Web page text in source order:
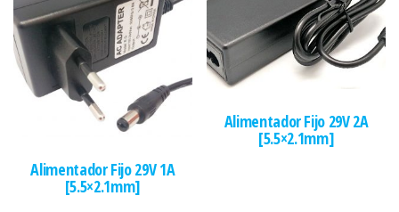
Alimentador Fijo 29V 1A
[5.5×2.1mm]
Alimentador Fijo 29V 2A
[5.5×2.1mm]